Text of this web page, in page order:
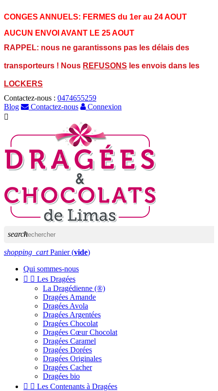
CONGES ANNUELS: FERMES du 1er au 24 AOUT
AUCUN ENVOI AVANT LE 25 AOUT
RAPPEL: nous ne garantissons pas les délais des
transporteurs ! Nous REFUSONS les envois dans les
LOCKERS
Contactez-nous : 0474655259
Blog
Contactez-nous
Connexion

search
shopping_cart Panier (vide)
Qui sommes-nous
  Les Dragées
La Dragédienne (®)
Dragées Amande
Dragées Avola
Dragées Argentées
Dragées Chocolat
Dragées Cœur Chocolat
Dragées Caramel
Dragées Dorées
Dragées Originales
Dragées Cacher
Dragées bio
  Les Contenants à Dragées